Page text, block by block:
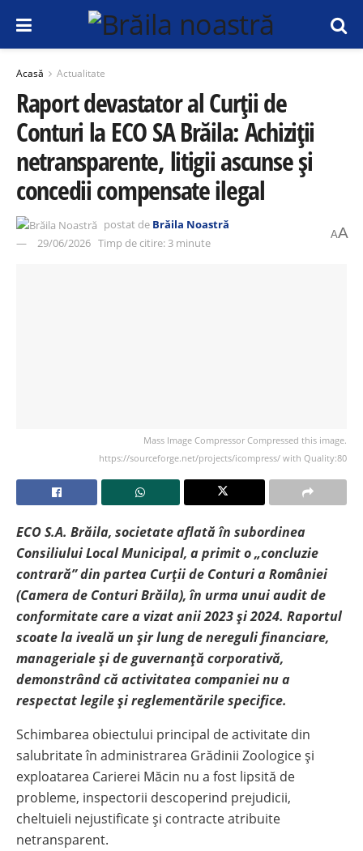
Acasă Actualitate
Raport devastator al Curții de
Conturi la ECO SA Brăila: Achiziții
netransparente, litigii ascunse și
concedii compensate ilegal
postat de Brăila Noastră
29/06/2026 Timp de citire: 3 minute
AA
Mass Image Compressor Compressed this image.
https://sourceforge.net/projects/icompress/ with Quality:80
ECO S.A. Brăila, societate aflată în subordinea
Consiliului Local Municipal, a primit o „concluzie
contrară” din partea Curții de Conturi a României
(Camera de Conturi Brăila), în urma unui audit de
conformitate care a vizat anii 2023 și 2024. Raportul
scoate la iveală un șir lung de nereguli financiare,
manageriale și de guvernanță corporativă,
demonstrând că activitatea companiei nu a
respectat legile și reglementările specifice.
Schimbarea obiectului principal de activitate din
salubritate în administrarea Grădinii Zoologice și
exploatarea Carierei Măcin nu a fost lipsită de
probleme, inspectorii descoperind prejudicii,
cheltuieli nejustificate și contracte atribuite
netransparent.